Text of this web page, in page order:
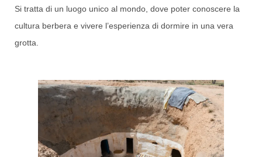
Si tratta di un luogo unico al mondo, dove poter conoscere la
cultura berbera e vivere l’esperienza di dormire in una vera
grotta.